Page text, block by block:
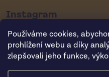
Používáme cookies,
prohlížení webu a díky
zlepšovali jeho funkce,
Instagram